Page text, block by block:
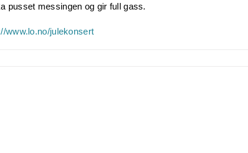
pusset messingen og gir full gass.
www.lo.no/julekonsert